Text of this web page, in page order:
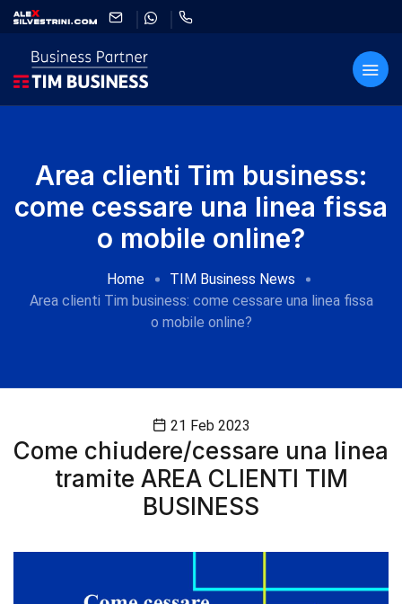
Area clienti Tim business:
come cessare una linea fissa
o mobile online?
Home
TIM Business News
Area clienti Tim business: come cessare una linea fissa
o mobile online?
21 Feb 2023
Come chiudere/cessare una linea
tramite AREA CLIENTI TIM
BUSINESS